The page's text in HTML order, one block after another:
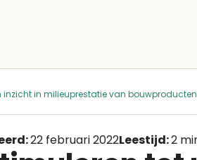
in milieuprestatie van
22 februari 2022Leestijd:2